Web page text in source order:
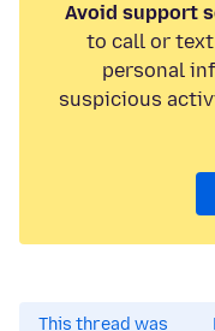
Avoid support
to call or text
personal
suspicious
This thread was